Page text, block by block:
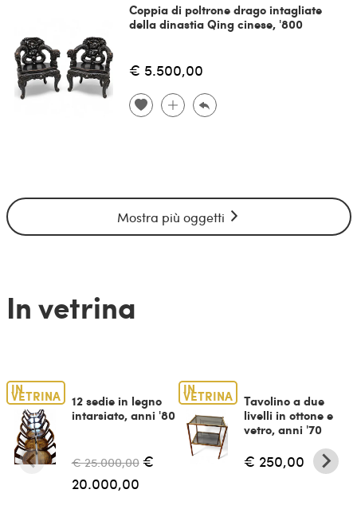
Coppia di poltrone drago intagliate
della dinastia Qing cinese, '800
€ 5.500,00
Mostra più oggetti
In vetrina
IN
VETRINA
12 sedie in legno
intarsiato, anni '80
€ 25.000,00 €
20.000,00
IN
VETRINA
Tavolino a due
livelli in ottone e
vetro, anni '70
€ 250,00